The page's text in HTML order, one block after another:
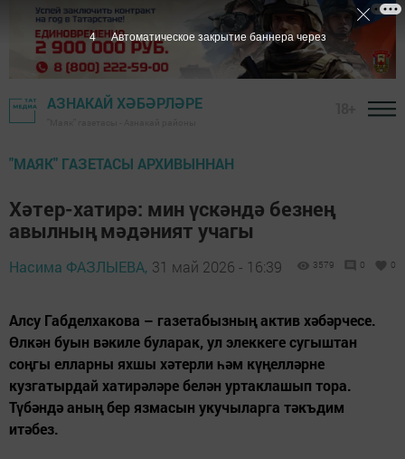
АЗНАКАЙ ХӘБӘРЛӘРЕ
"МАЯК" ГАЗЕТАСЫ АРХИВЫННАН
Хәтер-хатирә: мин үскәндә безнең
авылның мәдәният учагы
Насима ФАЗЛЫЕВА, 31 май 2026 - 16:39 3579 0 0
Алсу Габделхакова – газетабызның актив хәбәрчесе.
Өлкән буын вәкиле буларак, ул элеккеге сугыштан
соңгы елларны яхшы хәтерли һәм күңелләрне
кузгатырдай хатирәләре белән уртаклашып тора.
Түбәндә аның бер язмасын укучыларга тәкъдим
итәбез.
3 Автоматическое закрытие баннера через